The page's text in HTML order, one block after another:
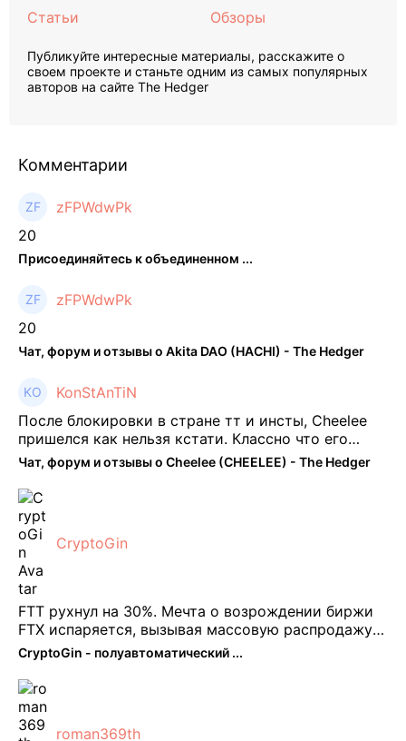
Статьи
Обзоры
Публикуйте интересные материалы, расскажите о
своем проекте и станьте одним из самых популярных
авторов на сайте The Hedger
Комментарии
zFPWdwPk
20
Присоединяйтесь к объединенном ...
zFPWdwPk
20
Чат, форум и отзывы о Akita DAO (HACHI) - The Hedger
KonStAnTiN
После блокировки в стране тт и инсты, Cheelee
пришелся как нельзя кстати. Классно что его
можно юзать без так уже всем надоевшего vpn.
Сейчас просто чилю и наслаждаюсь др ...
Чат, форум и отзывы о Cheelee (CHEELEE) - The Hedger
CryptoGin
FTT рухнул на 30%. Мечта о возрождении биржи
FTX испаряется, вызывая массовую распродажу
ее собственного токена FTT. По словам Кайко , 5
февраля FTT, ныне бесполезная ...
CryptoGin - полуавтоматический ...
roman369th